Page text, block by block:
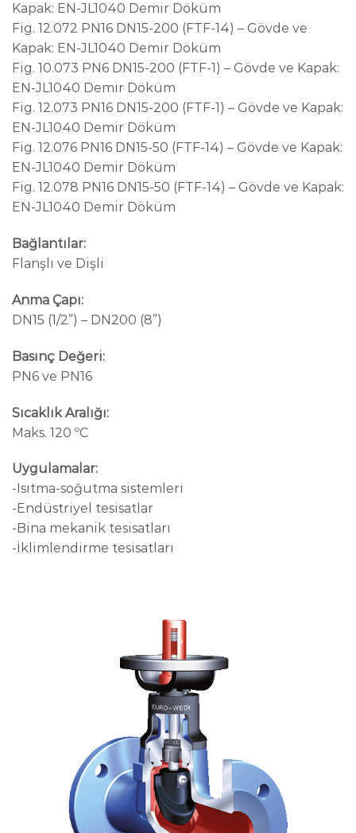
Kapak: EN-JL1040 Demir Döküm
Fig. 12.072 PN16 DN15-200 (FTF-14) – Gövde ve
Kapak: EN-JL1040 Demir Döküm
Fig. 10.073 PN6 DN15-200 (FTF-1) – Gövde ve Kapak:
EN-JL1040 Demir Döküm
Fig. 12.073 PN16 DN15-200 (FTF-1) – Gövde ve Kapak:
EN-JL1040 Demir Döküm
Fig. 12.076 PN16 DN15-50 (FTF-14) – Gövde ve Kapak:
EN-JL1040 Demir Döküm
Fig. 12.078 PN16 DN15-50 (FTF-14) – Gövde ve Kapak:
EN-JL1040 Demir Döküm
Bağlantılar:
Flanşlı ve Dişli
Anma Çapı:
DN15 (1/2”) – DN200 (8”)
Basınç Değeri:
PN6 ve PN16
Sıcaklık Aralığı:
Maks. 120 ºC
Uygulamalar:
-Isıtma-soğutma sistemleri
-Endüstriyel tesisatlar
-Bina mekanik tesisatları
-İklimlendirme tesisatları